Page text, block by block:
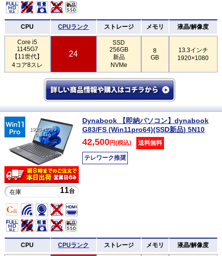
CPU CPUランク ストレージ メモリ 液晶/解像度
Core i5
1145G7
【11世代】
4コア8スレ
24
SSD
256GB
新品
NVMe
8
GB
13.3インチ
1920×1080
1920×1080
0.94kg
在庫 11台
Dynabook 【即納パソコン】dynabook
G83/FS (Win11pro64)(SSD新品) 5N10
42,500円(税込) 送料無料
テレワーク推奨
CPU CPUランク ストレージ メモリ 液晶/解像度